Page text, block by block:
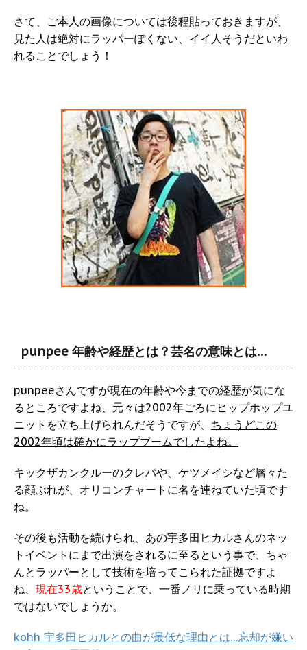
さて、ご本人の画像については後程貼っておきますが、
見た人は絶対にラッパーぽくない、イイ人そうだといわ
れることでしょう！
punpee 年齢や経歴とは？芸名の意味とは…
punpeeさんですが現在の年齢や今までの経歴が気にな
るところですよね、元々は2002年ごろにヒップホップユ
ニットを立ち上げられんだそうですが、 ちょうどこの
2002年頃は確かにラップブームでしたよね。
キックザカンクルーのクレバや、ケツメイシなど層々た
る顔ぶれが、オリコンチャートに名を連ねていた頃です
ね。
その後も活動を続けられ、あの宇多田ヒカルさんのネッ
トイベントにまで出演をされるに至るという事で、ちゃ
んとラッパーとして技術を培ってこられた証拠ですよ
ね、 現在33歳ということで、一番ノリに乗っている時期
ではないでしょうか。
kohh 宇多田ヒカルとの曲が最低な理由とは…忘却が嫌い